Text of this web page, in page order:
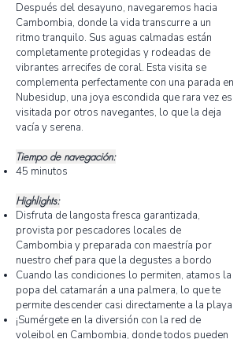
Después del desayuno, navegaremos hacia
Cambombia, donde la vida transcurre a un
ritmo tranquilo. Sus aguas calmadas están
completamente protegidas y rodeadas de
vibrantes arrecifes de coral. Esta visita se
complementa perfectamente con una parada en
Nubesidup, una joya escondida que rara vez es
visitada por otros navegantes, lo que la deja
vacía y serena.
Tiempo de navegación:
45 minutos
Highlights:
Disfruta de langosta fresca garantizada,
provista por pescadores locales de
Cambombia y preparada con maestría por
nuestro chef para que la degustes a bordo
Cuando las condiciones lo permiten, atamos la
popa del catamarán a una palmera, lo que te
permite descender casi directamente a la playa
¡Sumérgete en la diversión con la red de
voleibol en Cambombia, donde todos pueden